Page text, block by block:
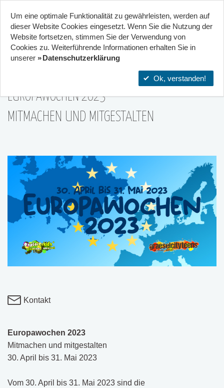
Start Projekte Orte
EUROPAWOCHEN 2023
MITMACHEN UND MITGESTALTEN
23 Kooperation von 2 Zentren
Kontakt
Europawochen 2023
Mitmachen und mitgestalten
30. April bis 31. Mai 2023
Vom 30. April bis 31. Mai 2023 sind die
Um eine optimale Funktionalität zu gewährleisten, werden auf
dieser Website Cookies eingesetzt. Wenn Sie die Nutzung der
Website fort­setzen, stimmen Sie der Verwendung von
Cookies zu. Weiterführende Informationen erhalten Sie in
unserer
Datenschutzerklärung
Ok, verstanden!